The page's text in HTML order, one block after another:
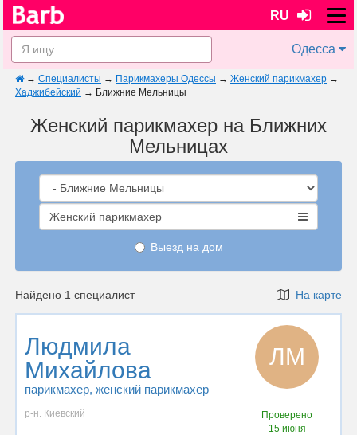
RU
Одесса
→ Специалисты → Парикмахеры Одессы → Женский парикмахер →
Хаджибейский → Ближние Мельницы
Женский парикмахер на Ближних
Мельницах
Женский парикмахер
Выезд на дом
Найдено 1 специалист На карте
Людмила
Михайлова
парикмахер, женский парикмахер
ЛМ
р-н. Киевский
Проверено
15 июня